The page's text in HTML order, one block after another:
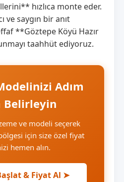
hızlıca monte eder.
ve saygın bir anıt
**Göztepe Köyü Hazır
taahhüt ediyoruz.
Adım
Belirleyin
ve modeli seçerek
için size özel fiyat
hemen alın.
& Fiyat Al ➤